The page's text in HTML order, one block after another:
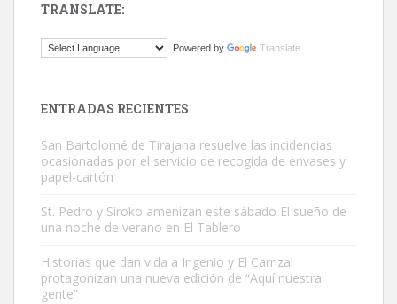
es muy manso y extremadamente cari...
Adopción urgente
Busco adopción responsable para mi perra. Pastor alemán,
TRANSLATE:
Powered by Translate
ENTRADAS RECIENTES
San Bartolomé de Tirajana resuelve las incidencias
ocasionadas por el servicio de recogida de envases y
papel-cartón
St. Pedro y Siroko amenizan este sábado El sueño de
una noche de verano en El Tablero
Historias que dan vida a Ingenio y El Carrizal
protagonizan una nueva edición de “Aquí nuestra
gente”